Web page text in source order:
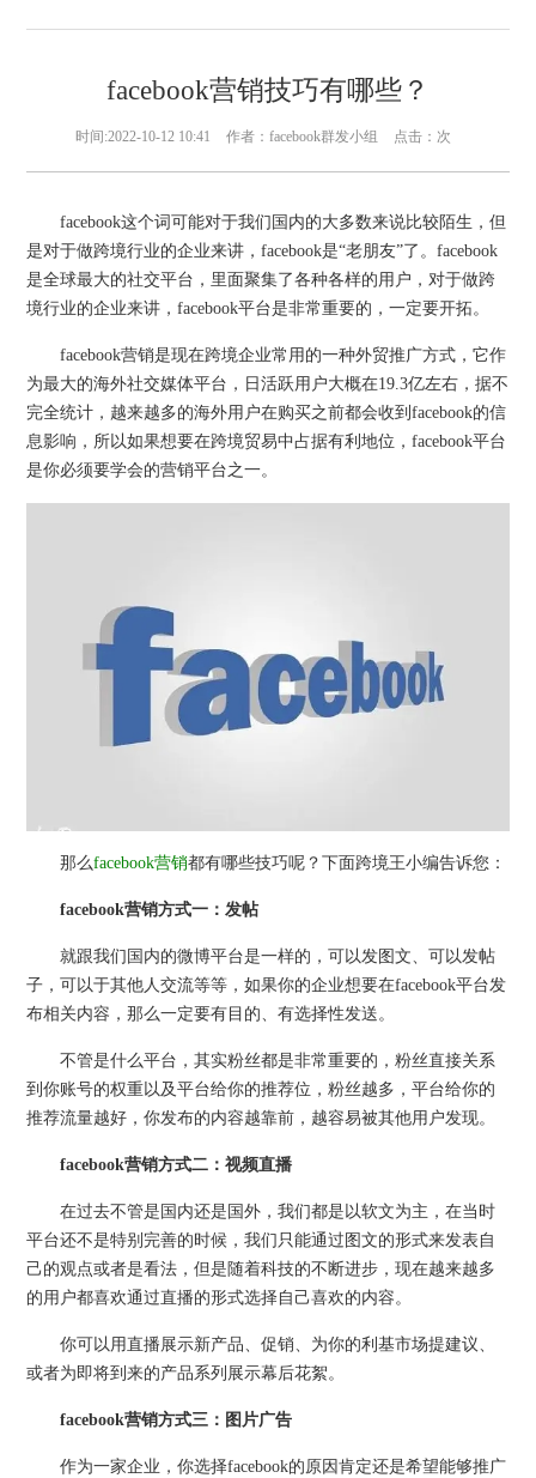
facebook营销技巧有哪些？
时间:2022-10-12 10:41 作者：facebook群发小组 点击： 次
facebook这个词可能对于我们国内的大多数来说比较陌生，但
是对于做跨境行业的企业来讲，facebook是“老朋友”了。facebook
是全球最大的社交平台，里面聚集了各种各样的用户，对于做跨
境行业的企业来讲，facebook平台是非常重要的，一定要开拓。
facebook营销是现在跨境企业常用的一种外贸推广方式，它作
为最大的海外社交媒体平台，日活跃用户大概在19.3亿左右，据不
完全统计，越来越多的海外用户在购买之前都会收到facebook的信
息影响，所以如果想要在跨境贸易中占据有利地位，facebook平台
是你必须要学会的营销平台之一。
那么facebook营销都有哪些技巧呢？下面跨境王小编告诉您：
facebook营销方式一：发帖
就跟我们国内的微博平台是一样的，可以发图文、可以发帖
子，可以于其他人交流等等，如果你的企业想要在facebook平台发
布相关内容，那么一定要有目的、有选择性发送。
不管是什么平台，其实粉丝都是非常重要的，粉丝直接关系
到你账号的权重以及平台给你的推荐位，粉丝越多，平台给你的
推荐流量越好，你发布的内容越靠前，越容易被其他用户发现。
facebook营销方式二：视频直播
在过去不管是国内还是国外，我们都是以软文为主，在当时
平台还不是特别完善的时候，我们只能通过图文的形式来发表自
己的观点或者是看法，但是随着科技的不断进步，现在越来越多
的用户都喜欢通过直播的形式选择自己喜欢的内容。
你可以用直播展示新产品、促销、为你的利基市场提建议、
或者为即将到来的产品系列展示幕后花絮。
facebook营销方式三：图片广告
作为一家企业，你选择facebook的原因肯定还是希望能够推广